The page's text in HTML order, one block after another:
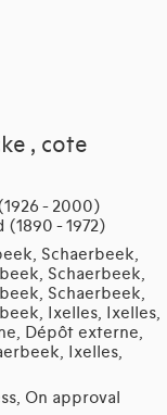
, cote
- 2000)
- 1972)
Schaerbeek,
Schaerbeek,
Schaerbeek,
Ixelles, Ixelles,
Dépôt externe,
Ixelles,
On approval